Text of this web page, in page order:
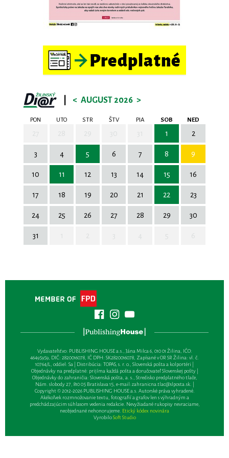
< AUGUST 2026 >
PON UTO STR ŠTV PIA SOB NED
1 2
3 4 5 6 7 8 9
10 11 12 13 14 15 16
17 18 19 20 21 22 23
24 25 26 27 28 29 30
31
Vydavateľsťvo: PUBLISHING HOUSE a.s., Jána Milca 6, 010 01 Žilina, IČO:
46495959, DIČ: 2820016078, IČ DPH: SK2820016078, Zapísané v OR SR Žilina: vl. č.
10764/L, oddiel: Sa | Distribúcia: TOPAS, s. r. o., Slovenská pošta a kolportéri |
Objednávky na predplatné: prijíma každá pošta a doručovateľ Slovenskej pošty |
Objednávky do zahraničia: Slovenská pošta, a. s., Stredisko predplatného tlače,
Nám. slobody 27, 810 05 Bratislava 15, e-mail:zahranicna.tlac@slposta.sk. |
Copyright © 2012-2026 PUBLISHING HOUSE a.s. Autorské práva vyhradené.
Akékoľvek rozmnožovanie textu, fotografií a grafov len s výhradným a
predchádzajúcim súhlasom vedenia redakcie. Nevyžiadané rukopisy nevraciame,
neobjednané nehonorujeme. Etický kódex novinára
VyrobiloSoft Studio